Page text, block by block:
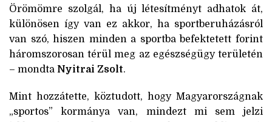
Örömömre szolgál, ha új létesítményt adhatok át,
különösen így van ez akkor, ha sportberuházásról
van szó, hiszen minden a sportba befektetett forint
háromszorosan térül meg az egészségügy területén
– mondta Nyitrai Zsolt.
Mint hozzátette, köztudott, hogy Magyarországnak
„sportos” kormánya van, mindezt mi sem jelzi